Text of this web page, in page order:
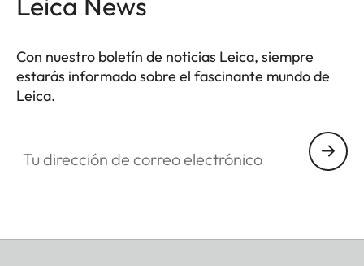
Con nuestro boletín de noticias Leica, siempre
estarás informado sobre el fascinante mundo de
Leica.